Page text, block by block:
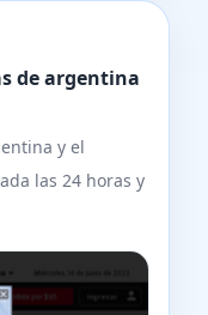
de argentina
y el
las 24 horas y